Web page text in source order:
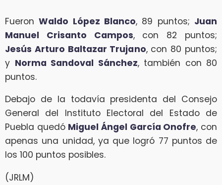
FueronWaldo López Blanco, 89 puntos; Juan
Manuel Crisanto Campos, con 82 puntos;
Jesús Arturo Baltazar Trujano, con 80 puntos;
y Norma Sandoval Sánchez, también con 80
puntos.
Debajo de la todavía presidenta del Consejo
General del Instituto Electoral del Estado de
Puebla quedó Miguel Ángel García Onofre, con
apenas una unidad, ya que logró 77 puntos de
los 100 puntos posibles.
(JRLM)